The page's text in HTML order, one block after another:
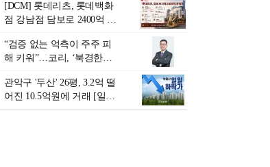
행 금융그룹의 꿈①]
[DCM] 롯데리츠, 롯데백화
점 강남점 담보로 2400억 조
“검증 없는 억측이 주주 피
해 키워”…코리, ‘북경한미
관악구 '두산' 26평, 3.2억 떨
어진 10.5억원에 거래 [일일
하락가]